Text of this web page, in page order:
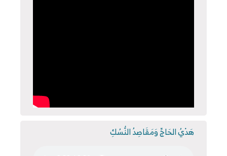
هَدْيُ الحَاجِّ وَمَقَاصِدُ النُّسُكِ